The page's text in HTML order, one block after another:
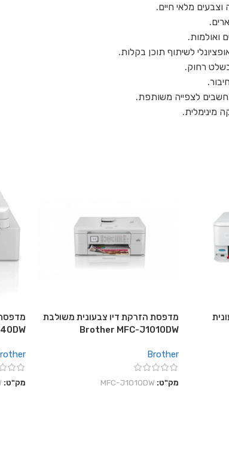
מלאי חיים.
ואולמות.
רחוק.
מדפסת הזרקת דיו צבעונית משולבת
Brother MFC-J1010DW
Brother
מק"ט: MFC-J1010DW מק"ט: